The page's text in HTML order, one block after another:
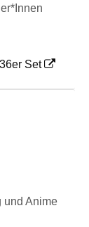
Set
und Anime